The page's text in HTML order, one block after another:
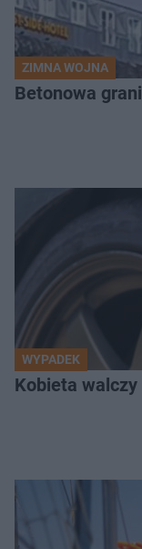
ZIMNA WOJNA
Betonowa
WYPADEK
Kobieta